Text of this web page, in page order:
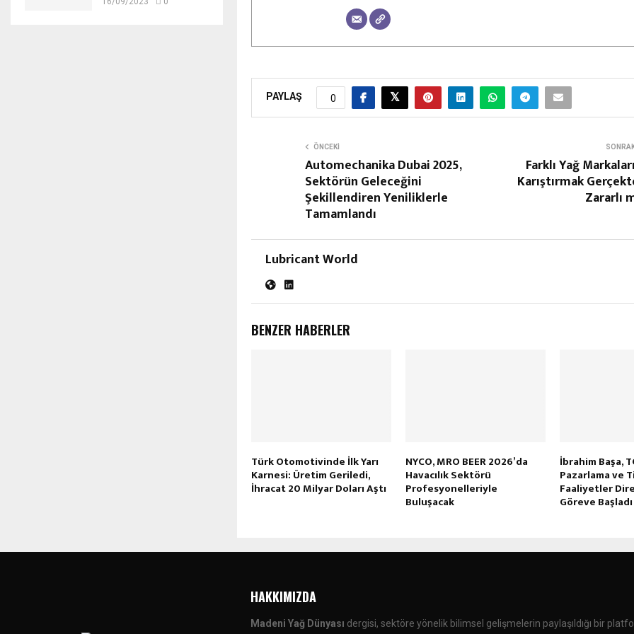
PAYLAŞ 0
ÖNCEKI
Automechanika Dubai 2025,
Sektörün Geleceğini
Şekillendiren Yeniliklerle
Tamamlandı
Farklı Yağ
Karıştırmak
Zararlı
Lubricant World
BENZER HABERLER
Türk Otomotivinde İlk Yarı
Karnesi: Üretim Geriledi,
İhracat 20 Milyar Doları Aştı
NYCO, MRO BEER 2026’da
Havacılık Sektörü
Profesyonelleriyle
Buluşacak
İbrahim Başa,
Pazarlama ve
Faaliyetler
Göreve Başladı
HAKKIMIZDA
Madeni Yağ Dünyası dergisi, sektöre yönelik bilimsel gelişmelerin paylaşıldığı bir